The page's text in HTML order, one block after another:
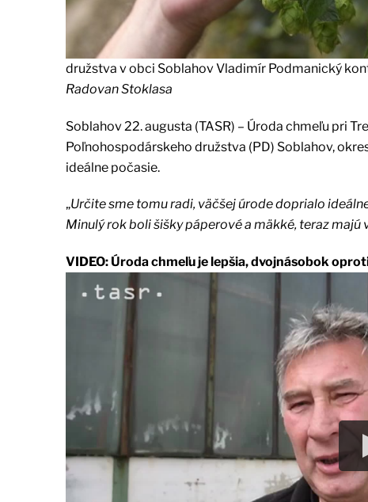
družstva v obci Soblahov Vladimír Podmanický
Radovan Stoklasa
Soblahov 22. augusta (TASR) – Úroda chmeľu pri
Poľnohospodárskeho družstva (PD) Soblahov,
ideálne počasie.
„Určite sme tomu radi, väčšej úrode doprialo
Minulý rok boli šišky páperové a mäkké, teraz majú
VIDEO: Úroda chmeľu je lepšia, dvojnásobok